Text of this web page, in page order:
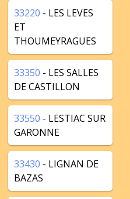
33220 - LES LEVES
ET
THOUMEYRAGUES
33350 - LES SALLES
DE CASTILLON
33550 - LESTIAC SUR
GARONNE
33430 - LIGNAN DE
BAZAS